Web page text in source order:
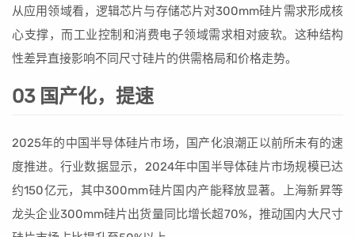
从应用领域看，逻辑芯片与存储芯片对300mm硅片需求形成核
心支撑，而工业控制和消费电子领域需求相对疲软。这种结构
性差异直接影响不同尺寸硅片的供需格局和价格走势。
03 国产化，提速
2025年的中国半导体硅片市场，国产化浪潮正以前所未有的速
度推进。行业数据显示，2024年中国半导体硅片市场规模已达
约150亿元，其中300mm硅片国内产能释放显著。上海新昇等
龙头企业300mm硅片出货量同比增长超70%，推动国内大尺寸